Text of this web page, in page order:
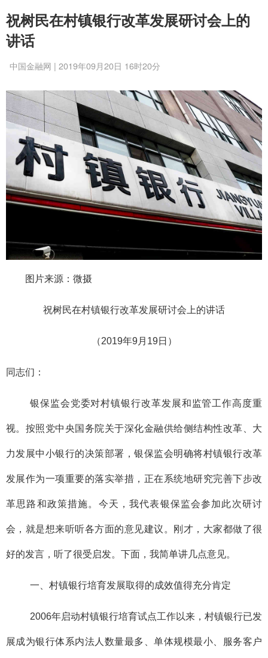
祝树民在村镇银行改革发展研讨会上的
讲话
中国金融网 | 2019年09月20日 16时20分
图片来源：微摄
祝树民在村镇银行改革发展研讨会上的讲话
（2019年9月19日）
同志们：
银保监会党委对村镇银行改革发展和监管工作高度重
视。按照党中央国务院关于深化金融供给侧结构性改革、大
力发展中小银行的决策部署，银保监会明确将村镇银行改革
发展作为一项重要的落实举措，正在系统地研究完善下步改
革思路和政策措施。今天，我代表银保监会参加此次研讨
会，就是想来听听各方面的意见建议。刚才，大家都做了很
好的发言，听了很受启发。下面，我简单讲几点意见。
一、村镇银行培育发展取得的成效值得充分肯定
2006年启动村镇银行培育试点工作以来，村镇银行已发
展成为银行体系内法人数量最多、单体规模最小、服务客户